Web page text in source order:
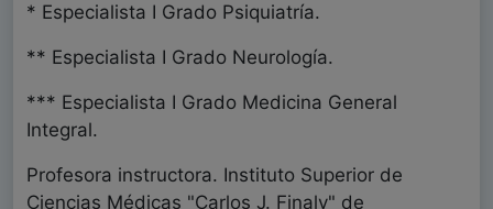
* Especialista I Grado Psiquiatría.
** Especialista I Grado Neurología.
*** Especialista I Grado Medicina General
Integral.
Profesora instructora. Instituto Superior de
Ciencias Médicas "Carlos J. Finaly" de